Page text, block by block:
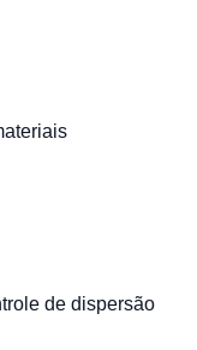
de dispersão